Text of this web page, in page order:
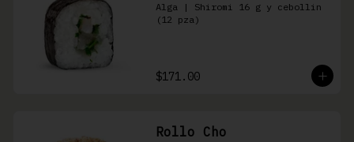
Alga | Shiromi 16 g y cebollin
(12 pza)
$171.00
Rollo Cho